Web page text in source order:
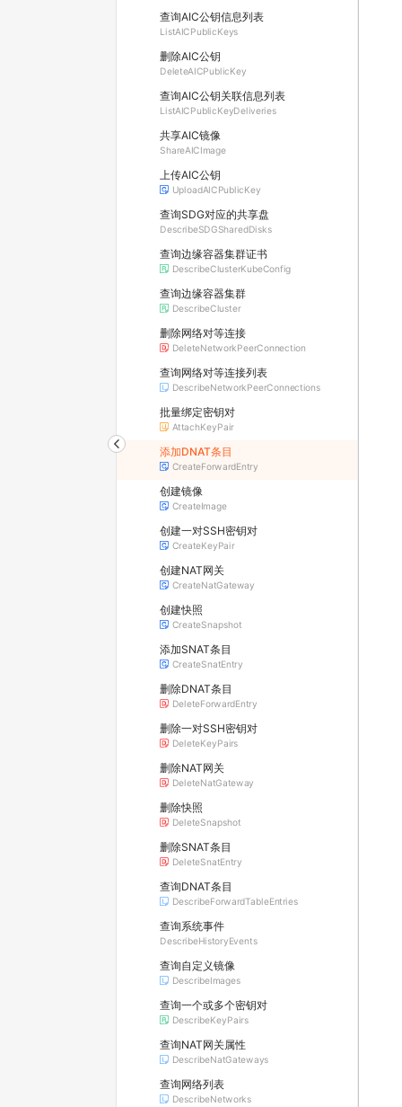
查询AIC公钥信息列表
ListAICPublicKeys
删除AIC公钥
DeleteAICPublicKey
查询AIC公钥关联信息列表
ListAICPublicKeyDeliveries
共享AIC镜像
ShareAICImage
上传AIC公钥
UploadAICPublicKey
查询SDG对应的共享盘
DescribeSDGSharedDisks
查询边缘容器集群证书
DescribeClusterKubeConfig
查询边缘容器集群
DescribeCluster
删除网络对等连接
DeleteNetworkPeerConnection
查询网络对等连接列表
DescribeNetworkPeerConnections
批量绑定密钥对
AttachKeyPair
添加DNAT条目
CreateForwardEntry
创建镜像
CreateImage
创建一对SSH密钥对
CreateKeyPair
创建NAT网关
CreateNatGateway
创建快照
CreateSnapshot
添加SNAT条目
CreateSnatEntry
删除DNAT条目
DeleteForwardEntry
删除一对SSH密钥对
DeleteKeyPairs
删除NAT网关
DeleteNatGateway
删除快照
DeleteSnapshot
删除SNAT条目
DeleteSnatEntry
查询DNAT条目
DescribeForwardTableEntries
查询系统事件
DescribeHistoryEvents
查询自定义镜像
DescribeImages
查询一个或多个密钥对
DescribeKeyPairs
查询NAT网关属性
DescribeNatGateways
查询网络列表
DescribeNetworks